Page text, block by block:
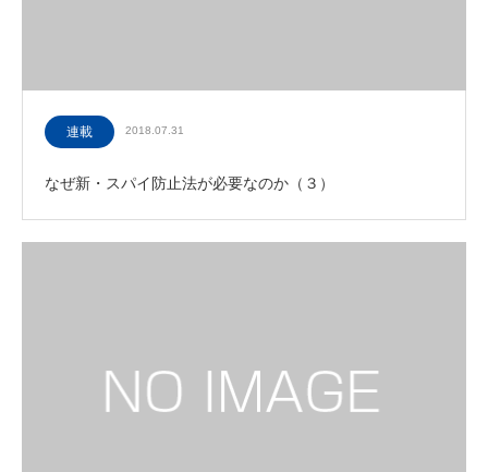
連載 2018.07.31
なぜ新・スパイ防止法が必要なのか（３）